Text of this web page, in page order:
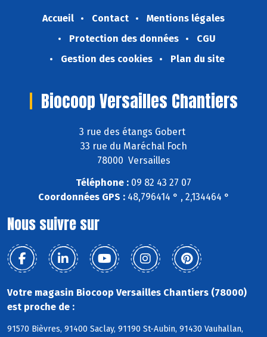
Accueil Contact
Mentions légales
Protection des données
CGU
Gestion des cookies
Plan du site
Biocoop Versailles Chantiers
3 rue des étangs Gobert
33 rue du Maréchal Foch
78000 Versailles
Téléphone : 09 82 43 27 07
Coordonnées GPS :48,796414 ° , 2,134464 °
Nous suivre sur
Votre magasin Biocoop Versailles Chantiers (78000)
est proche de :
91570 Bièvres, 91400 Saclay, 91190 St-Aubin, 91430 Vauhallan,